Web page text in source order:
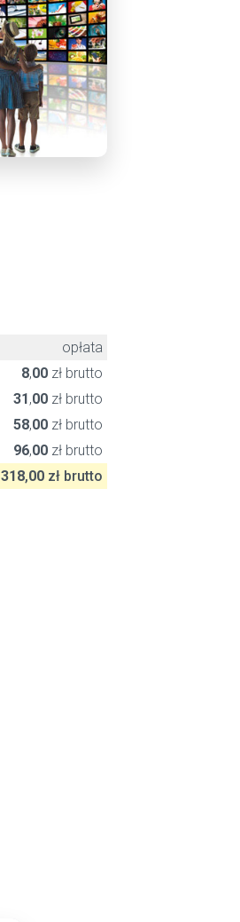
opłata
8,00 zł brutto
31,00 zł brutto
58,00 zł brutto
96,00 zł brutto
318,00 zł brutto